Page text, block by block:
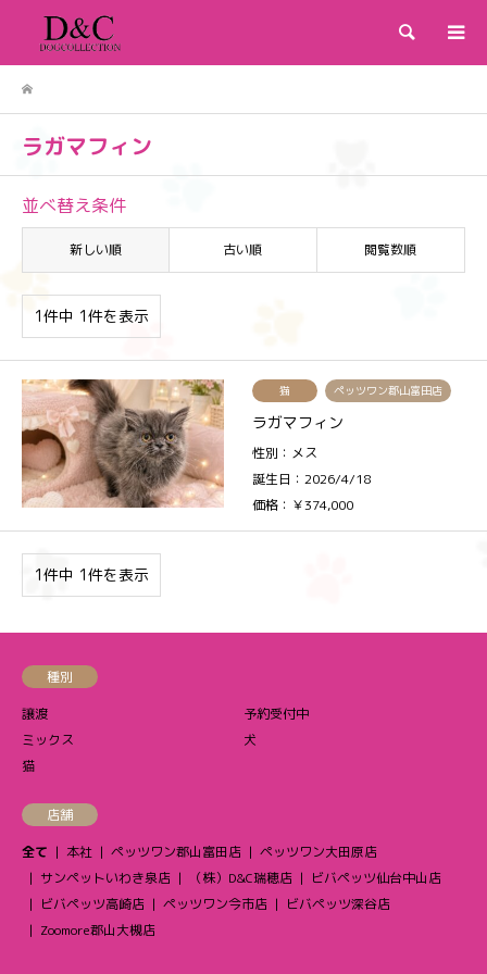
検索
ラガマフィン
並べ替え条件
新しい順 古い順 閲覧数順
1件中 1件を表示
猫 ペッツワン郡山富田店
ラガマフィン
性別：メス
誕生日：2026/4/18
価格：￥374,000
1件中 1件を表示
種別
譲渡
予約受付中
ミックス
犬
猫
店舗
全て
本社 ペッツワン郡山富田店
ペッツワン大田原店
サンペットいわき泉店
（株）D&C瑞穂店
ビバペッツ仙台中山店
ビバペッツ高崎店
ペッツワン今市店
ビバペッツ深谷店
Zoomore郡山大槻店